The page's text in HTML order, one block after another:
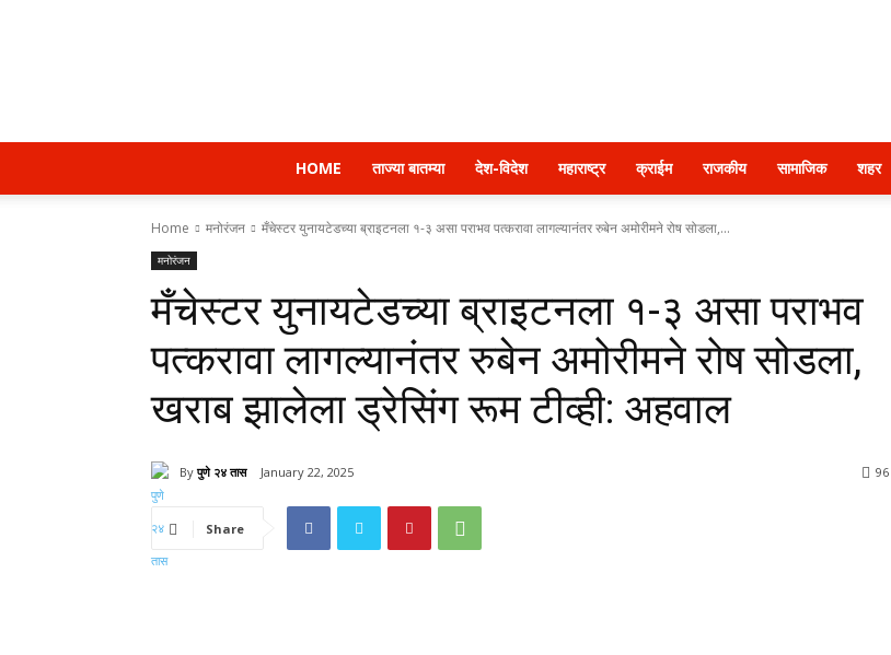
पुणे
HOME ताज्या बातम्या देश-विदेश महाराष्ट्र क्राईम राजकीय सामाजिक शहर
Home मनोरंजन मँचेस्टर युनायटेडच्या ब्राइटनला १-३ असा पराभव पत्करावा लागल्यानंतर रुबेन अमोरीमने रोष सोडला,...
मनोरंजन
मँचेस्टर युनायटेडच्या ब्राइटनला १-३ असा पराभव
पत्करावा लागल्यानंतर रुबेन अमोरीमने रोष सोडला,
खराब झालेला ड्रेसिंग रूम टीव्ही: अहवाल
By पुणे २४ तास January 22, 2025 96
Share